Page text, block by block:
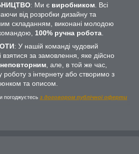
: Ми є виробником . Всі
від розробки дизайну та
складанням, виконані молодою
100% ручна робота
: У нашій команді чудовий
взятися за замовлення, яке дійсно
неповторним , але, в той же час,
з інтернету або створимо з
та описом.
з договором публічної оферти